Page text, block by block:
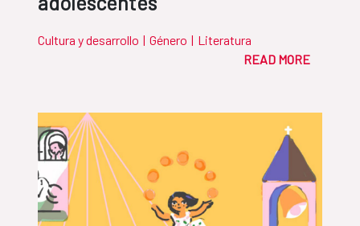
Cultura y desarrollo | Género | Literatura
READ MORE